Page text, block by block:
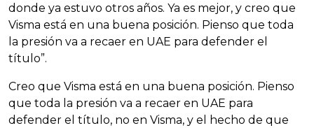
donde ya estuvo otros años. Ya es mejor, y creo que
Visma está en una buena posición. Pienso que toda
la presión va a recaer en UAE para defender el
título”.
Creo que Visma está en una buena posición. Pienso
que toda la presión va a recaer en UAE para
defender el título, no en Visma, y el hecho de que